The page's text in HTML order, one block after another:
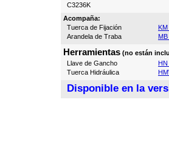
C3236K
Acompaña:
Tuerca de Fijación
Arandela de Traba
Herramientas (no están
Llave de Gancho
HN
Tuerca Hidráulica
Disponible en la